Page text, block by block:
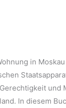
in
und
In diesem